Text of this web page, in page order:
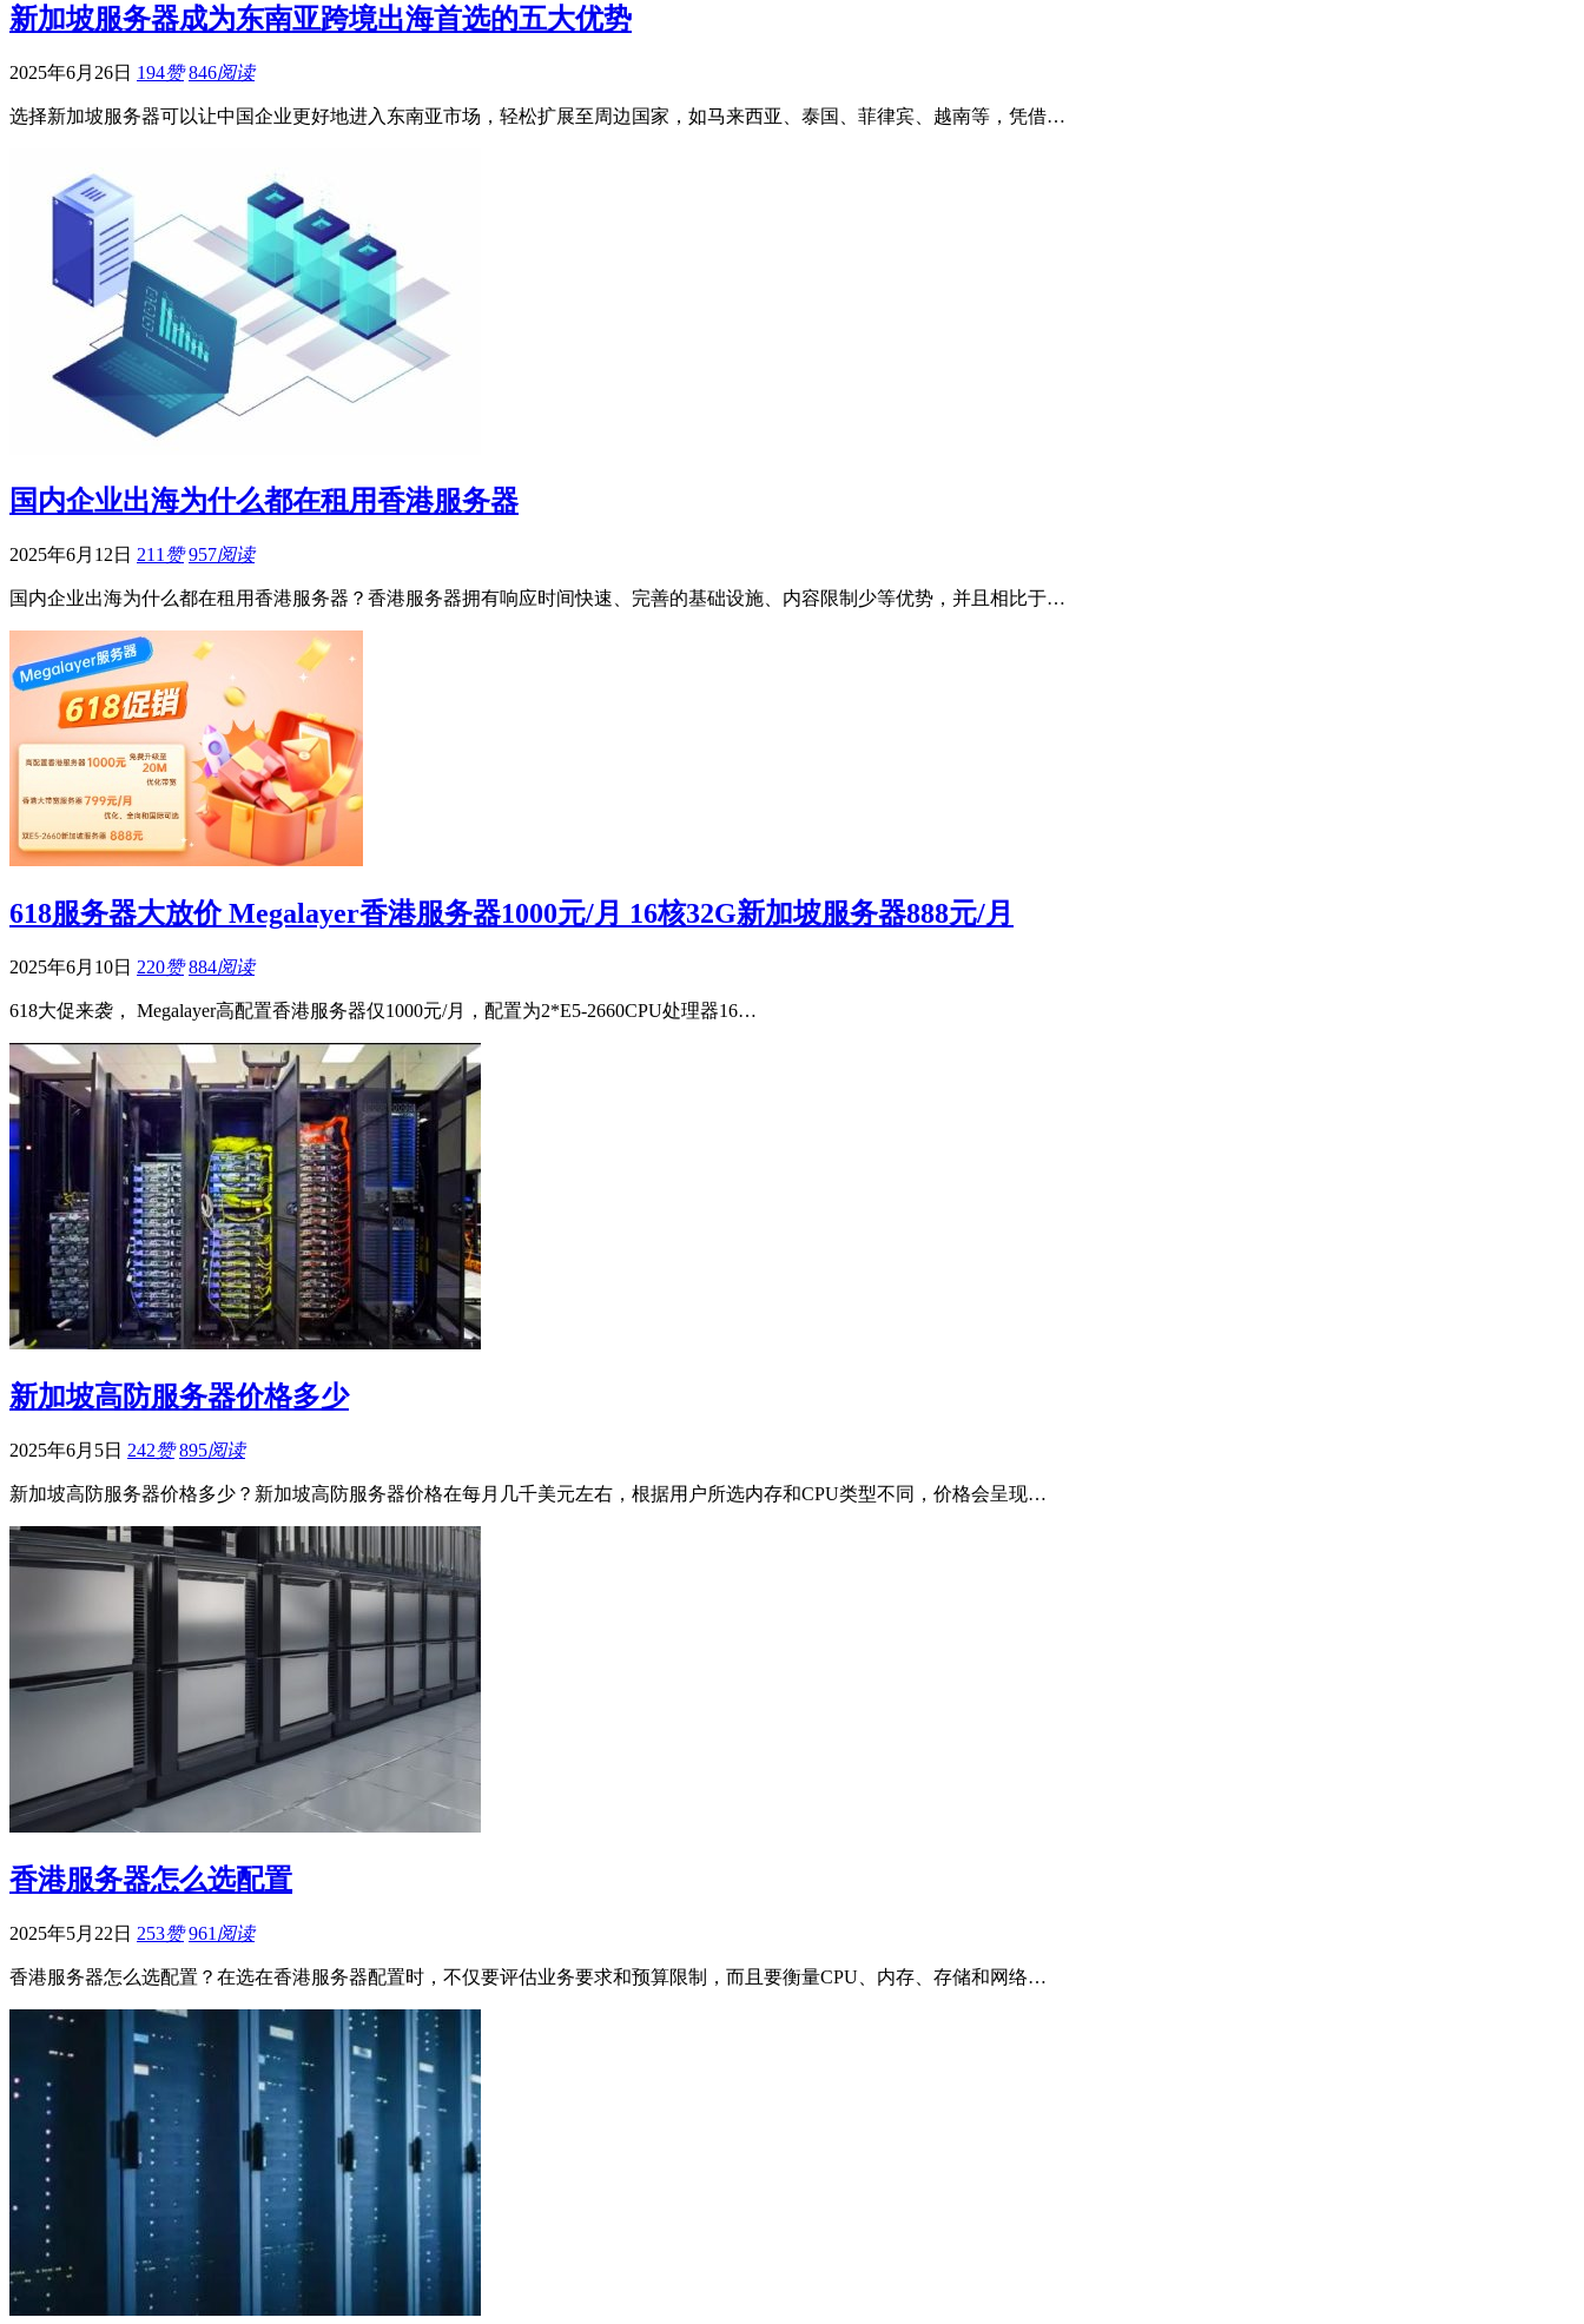
新加坡服务器成为东南亚跨境出海首选的五大优势
2025年6月26日 194赞 846阅读
选择新加坡服务器可以让中国企业更好地进入东南亚市场，轻松扩展至周边国家，如马来西亚、泰国、菲律宾、越南等，凭借…
国内企业出海为什么都在租用香港服务器
2025年6月12日 211 赞 957阅读
国内企业出海为什么都在租用香港服务器？香港服务器拥有响应时间快速、完善的基础设施、内容限制少等优势，并且相比于…
618服务器大放价 Megalayer香港服务器1000元/月 16核32G新加坡服务器888元/月
2025年6月10日 220赞 884阅读
618大促来袭， Megalayer高配置香港服务器仅1000元/月，配置为2*E5-2660CPU处理器16…
新加坡高防服务器价格多少
2025年6月5日 242赞 895阅读
新加坡高防服务器价格多少？新加坡高防服务器价格在每月几千美元左右，根据用户所选内存和CPU类型不同，价格会呈现…
香港服务器怎么选配置
2025年5月22日 253赞 961 阅读
香港服务器怎么选配置？在选在香港服务器配置时，不仅要评估业务要求和预算限制，而且要衡量CPU、内存、存储和网络…